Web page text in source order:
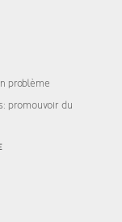
problème
promouvoir du